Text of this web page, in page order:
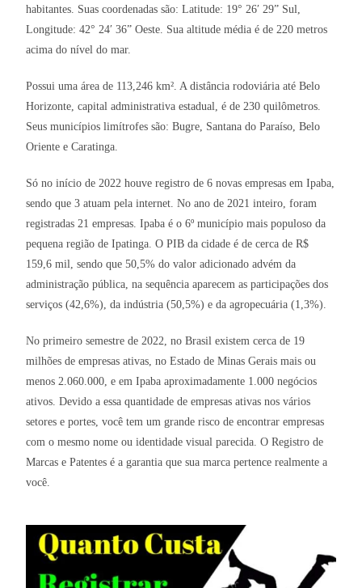
habitantes. Suas coordenadas são: Latitude: 19° 26′ 29” Sul,
Longitude: 42° 24′ 36” Oeste. Sua altitude média é de 220 metros
acima do nível do mar.
Possui uma área de 113,246 km². A distância rodoviária até Belo
Horizonte, capital administrativa estadual, é de 230 quilômetros.
Seus municípios limítrofes são: Bugre, Santana do Paraíso, Belo
Oriente e Caratinga.
Só no início de 2022 houve registro de 6 novas empresas em Ipaba,
sendo que 3 atuam pela internet. No ano de 2021 inteiro, foram
registradas 21 empresas. Ipaba é o 6º município mais populoso da
pequena região de Ipatinga. O PIB da cidade é de cerca de R$
159,6 mil, sendo que 50,5% do valor adicionado advém da
administração pública, na sequência aparecem as participações dos
serviços (42,6%), da indústria (50,5%) e da agropecuária (1,3%).
No primeiro semestre de 2022, no Brasil existem cerca de 19
milhões de empresas ativas, no Estado de Minas Gerais mais ou
menos 2.060.000, e em Ipaba aproximadamente 1.000 negócios
ativos. Devido a essa quantidade de empresas ativas nos vários
setores e portes, você tem um grande risco de encontrar empresas
com o mesmo nome ou identidade visual parecida. O Registro de
Marcas e Patentes é a garantia que sua marca pertence realmente a
você.